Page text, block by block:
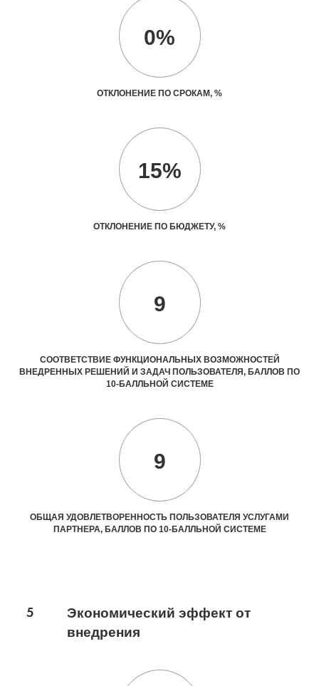
0%
ОТКЛОНЕНИЕ ПО СРОКАМ, %
15%
ОТКЛОНЕНИЕ ПО БЮДЖЕТУ, %
9
СООТВЕТСТВИЕ ФУНКЦИОНАЛЬНЫХ ВОЗМОЖНОСТЕЙ
ВНЕДРЕННЫХ РЕШЕНИЙ И ЗАДАЧ ПОЛЬЗОВАТЕЛЯ, БАЛЛОВ ПО
10-БАЛЛЬНОЙ СИСТЕМЕ
9
ОБЩАЯ УДОВЛЕТВОРЕННОСТЬ ПОЛЬЗОВАТЕЛЯ УСЛУГАМИ
ПАРТНЕРА, БАЛЛОВ ПО 10-БАЛЛЬНОЙ СИСТЕМЕ
5
Экономический эффект от
внедрения